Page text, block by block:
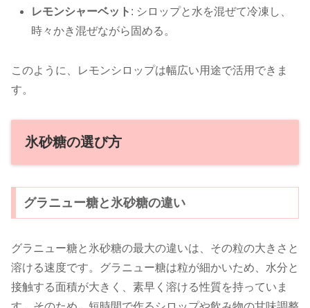
レモンシャーベット : シロップと水を混ぜて冷凍し、
時々かき混ぜながら固める。
このように、レモンシロップは幅広い用途で活用できま
す。
氷砂糖の選び方
グラニュー糖と氷砂糖の違い
グラニュー糖と氷砂糖の最大の違いは、その粒の大きさと
溶ける速度です。グラニュー糖は粒が細かいため、水分と
接触する面積が大きく、素早く溶ける性質を持っていま